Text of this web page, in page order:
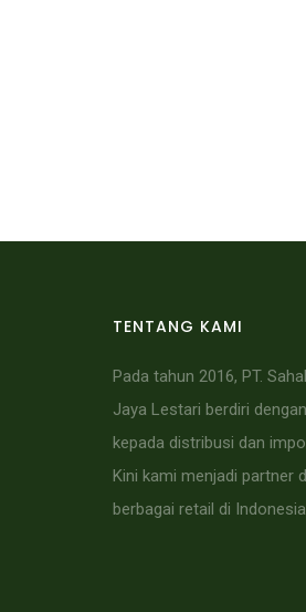
TENTANG KAMI
Pada tahun 2016, PT.
Jaya Lestari berdiri
kepada distribusi dan
Kini kami menjadi partner
berbagai retail di